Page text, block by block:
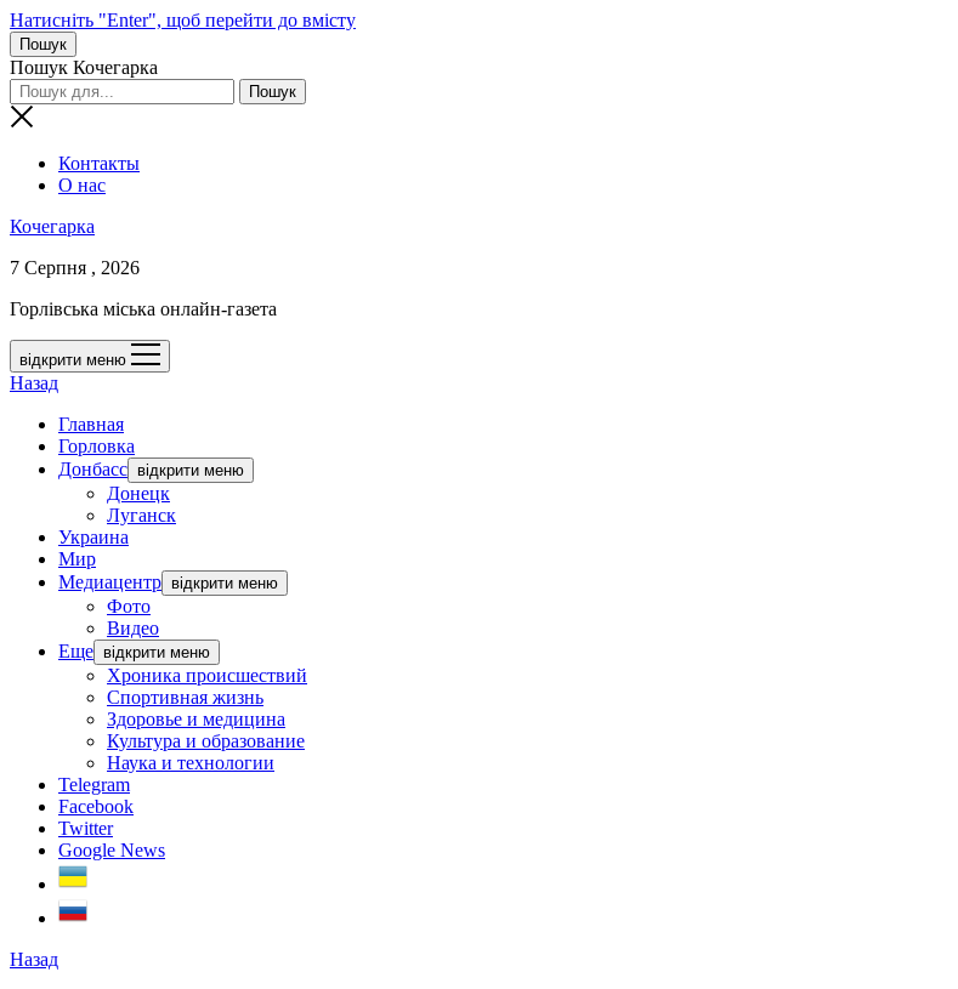
Натисніть "Enter", щоб перейти до вмісту
Пошук
Пошук Кочегарка
Контакты
О нас
Кочегарка
7 Серпня , 2026
Горлівська міська онлайн-газета
відкрити меню
Назад
Главная
Горловка
Донбасс відкрити меню
Донецк
Луганск
Украина
Мир
Медиацентр відкрити меню
Фото
Видео
Еще відкрити меню
Хроника происшествий
Спортивная жизнь
Здоровье и медицина
Культура и образование
Наука и технологии
Telegram
Facebook
Twitter
Google News
Назад